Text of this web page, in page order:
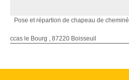
Pose et répartion de chapeau de
ccas le Bourg , 87220 Boisseuil